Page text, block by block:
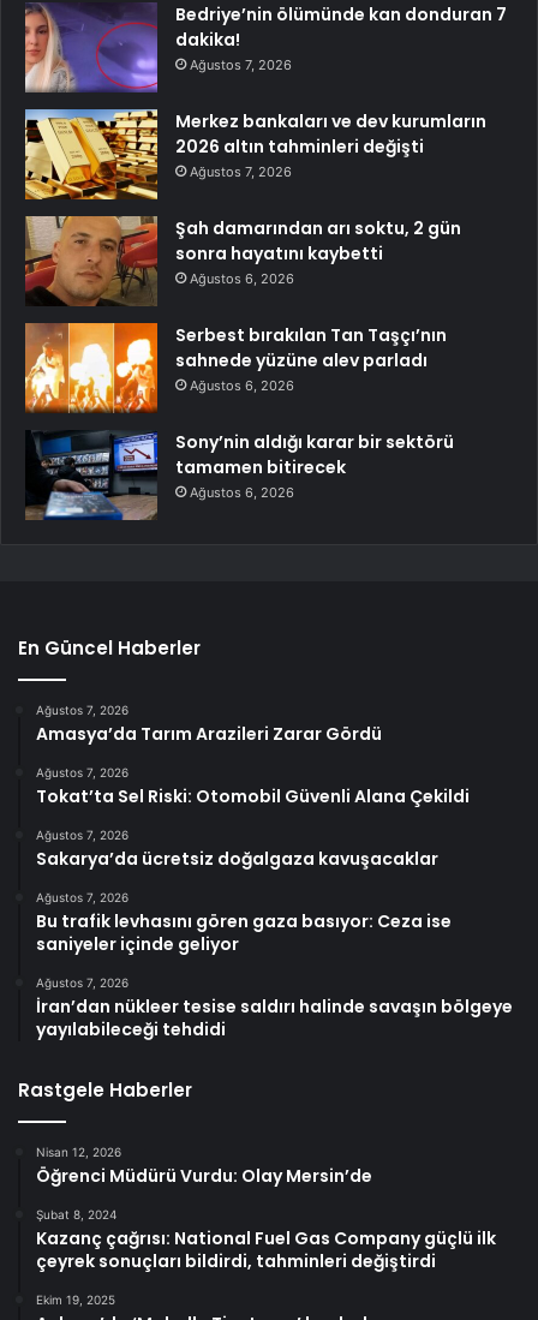
Bedriye’nin ölümünde kan donduran 7
dakika!
Ağustos 7, 2026
Merkez bankaları ve dev kurumların
2026 altın tahminleri değişti
Ağustos 7, 2026
Şah damarından arı soktu, 2 gün
sonra hayatını kaybetti
Ağustos 6, 2026
Serbest bırakılan Tan Taşçı’nın
sahnede yüzüne alev parladı
Ağustos 6, 2026
Sony’nin aldığı karar bir sektörü
tamamen bitirecek
Ağustos 6, 2026
En Güncel Haberler
Ağustos 7, 2026
Amasya’da Tarım Arazileri Zarar Gördü
Ağustos 7, 2026
Tokat’ta Sel Riski: Otomobil Güvenli Alana Çekildi
Ağustos 7, 2026
Sakarya’da ücretsiz doğalgaza kavuşacaklar
Ağustos 7, 2026
Bu trafik levhasını gören gaza basıyor: Ceza ise
saniyeler içinde geliyor
Ağustos 7, 2026
İran’dan nükleer tesise saldırı halinde savaşın bölgeye
yayılabileceği tehdidi
Rastgele Haberler
Nisan 12, 2026
Öğrenci Müdürü Vurdu: Olay Mersin’de
Şubat 8, 2024
Kazanç çağrısı: National Fuel Gas Company güçlü ilk
çeyrek sonuçları bildirdi, tahminleri değiştirdi
Ekim 19, 2025